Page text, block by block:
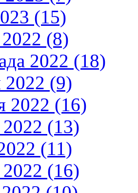
(15)
(8)
2022 (18)
2022 (9)
2022 (16)
2022 (13)
(11)
(16)